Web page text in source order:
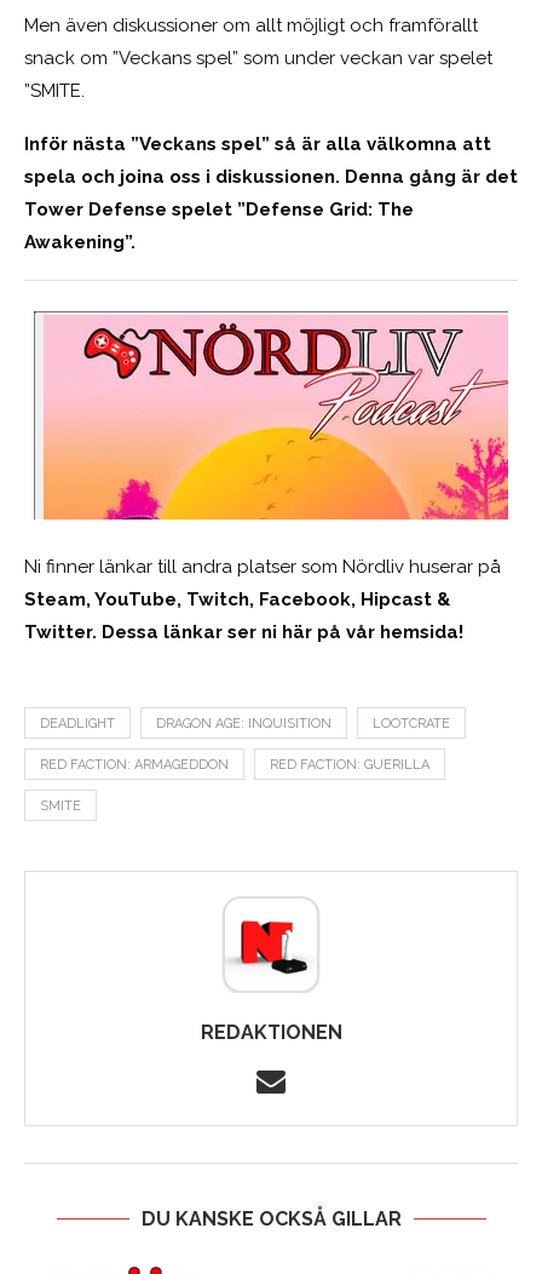
Men även diskussioner om allt möjligt och framförallt
snack om ”Veckans spel” som under veckan var spelet
”SMITE.
Inför nästa ”Veckans spel” så är alla välkomna att
spela och joina oss i diskussionen. Denna gång är det
Tower Defense spelet ”Defense Grid: The
Awakening”.
Ni finner länkar till andra platser som Nördliv huserar på
Steam, YouTube, Twitch, Facebook, Hipcast &
Twitter. Dessa länkar ser ni här på vår hemsida!
DEADLIGHT DRAGON AGE: INQUISITION LOOTCRATE
RED FACTION: ARMAGEDDON RED FACTION: GUERILLA
SMITE
REDAKTIONEN
DU KANSKE OCKSÅ GILLAR